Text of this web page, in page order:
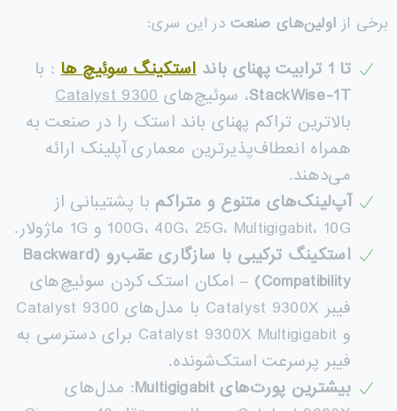
برخی از اولین‌های صنعتدر این سری:
تا 1 ترابیت پهنای باند استکینگ سوئیچ ها: با
StackWise-1T، سوئیچ‌هایCatalyst 9300
بالاترین تراکم پهنای باند استک را در صنعت به
همراه انعطاف‌پذیرترین معماری آپلینک ارائه
می‌دهند.
آپ‌لینک‌های متنوع و متراکم با پشتیبانی از
100G، 40G، 25G، Multigigabit، 10G و 1G ماژولار.
استکینگ ترکیبی با سازگاری عقب‌رو (Backward
Compatibility) – امکان استک کردن سوئیچ‌های
فیبر Catalyst 9300X با مدل‌های Catalyst 9300
و Catalyst 9300X Multigigabit برای دسترسی به
فیبر پرسرعت استک‌شونده.
بیشترین پورت‌هایMultigigabit
: مدل‌های